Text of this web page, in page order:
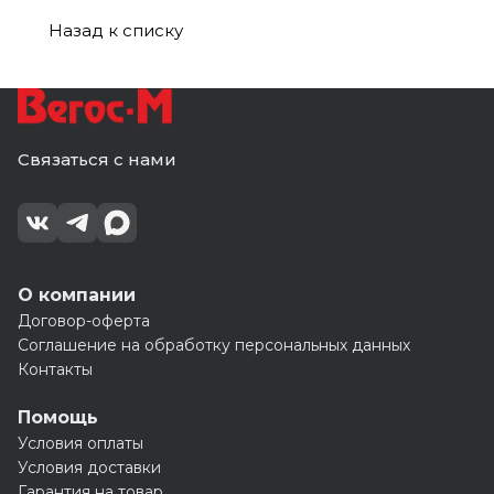
Назад к списку
Связаться с нами
О компании
Договор-оферта
Соглашение на обработку персональных данных
Контакты
Помощь
Условия оплаты
Условия доставки